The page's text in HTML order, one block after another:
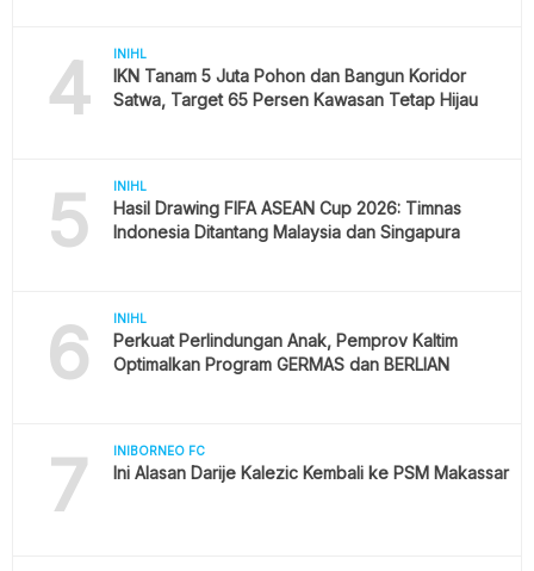
4 INIHL
IKN Tanam 5 Juta Pohon dan Bangun Koridor
Satwa, Target 65 Persen Kawasan Tetap Hijau
5 INIHL
Hasil Drawing FIFA ASEAN Cup 2026: Timnas
Indonesia Ditantang Malaysia dan Singapura
6 INIHL
Perkuat Perlindungan Anak, Pemprov Kaltim
Optimalkan Program GERMAS dan BERLIAN
7 INIBORNEO FC
Ini Alasan Darije Kalezic Kembali ke PSM Makassar